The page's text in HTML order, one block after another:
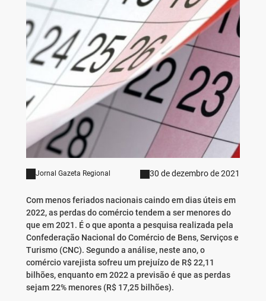
Jornal Gazeta Regional 30 de dezembro de 2021
Com menos feriados nacionais caindo em dias úteis em
2022, as perdas do comércio tendem a ser menores do
que em 2021. É o que aponta a pesquisa realizada pela
Confederação Nacional do Comércio de Bens, Serviços e
Turismo (CNC). Segundo a análise, neste ano, o
comércio varejista sofreu um prejuízo de R$ 22,11
bilhões, enquanto em 2022 a previsão é que as perdas
sejam 22% menores (R$ 17,25 bilhões).